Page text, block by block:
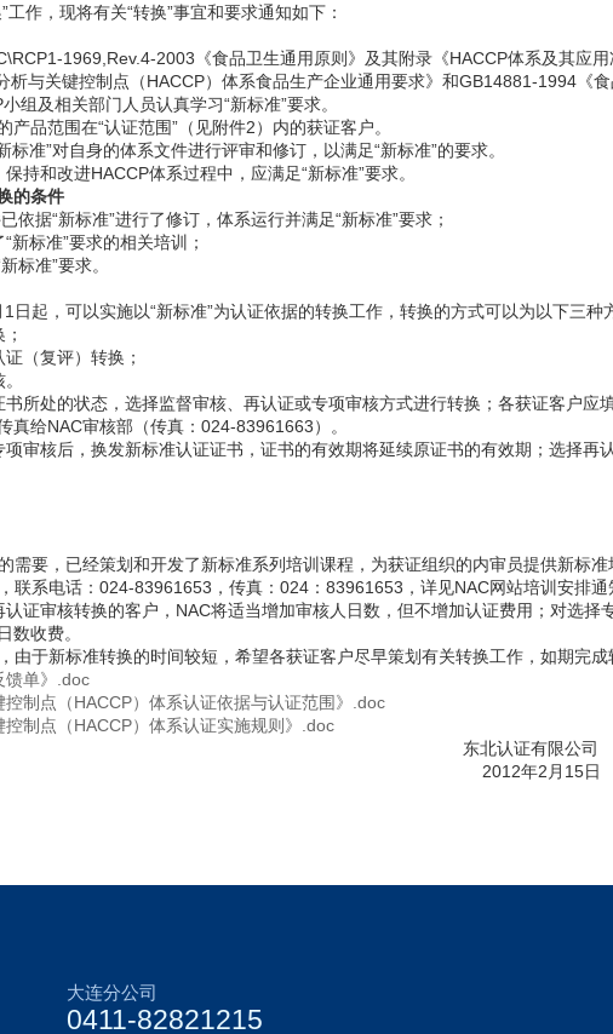
工作，现将有关“转换”事宜和要求通知如下：
1969,Rev.4-2003《食品卫生通用原则》及其附录《HACCP体系及其应
与关键控制点（HACCP）体系食品生产企业通用要求》和GB14881-1994《
组及相关部门人员认真学习“新标准”要求。
产品范围在“认证范围”（见附件2）内的获证客户。
标准”对自身的体系文件进行评审和修订，以满足“新标准”的要求。
保持和改进HACCP体系过程中，应满足“新标准”要求。
的条件
依据“新标准”进行了修订，体系运行并满足“新标准”要求；
新标准”要求的相关培训；
新标准”要求。
1日起，可以实施以“新标准”为认证依据的转换工作，转换的方式可以为以下三种
（复评）转换；
书所处的状态，选择监督审核、再认证或专项审核方式进行转换；各获证客户
真给NAC审核部（传真：024-83961663）。
项审核后，换发新标准认证证书，证书的有效期将延续原证书的有效期；选择再
需要，已经策划和开发了新标准系列培训课程，为获证组织的内审员提供新标
联系电话：024-83961653，传真：024：83961653，详见NAC网站培训安排通
认证审核转换的客户，NAC将适当增加审核人日数，但不增加认证费用；对选
数收费。
由于新标准转换的时间较短，希望各获证客户尽早策划有关转换工作，如期完成
馈单》.doc
制点（HACCP）体系认证依据与认证范围》.doc
制点（HACCP）体系认证实施规则》.doc
东北认证有限公司
2012年2月15日
大连分公司
0411-82821215